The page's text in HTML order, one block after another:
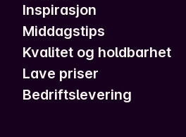
Inspirasjon
Middagstips
Kvalitet og holdbarhet
Lave priser
Bedriftslevering